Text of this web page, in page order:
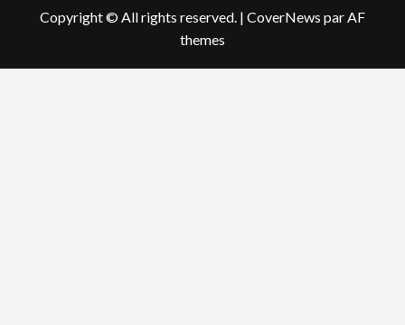
Copyright © All rights reserved. | CoverNews par AF
themes